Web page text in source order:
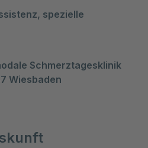
spezielle
Schmerztagesklinik
Wiesbaden